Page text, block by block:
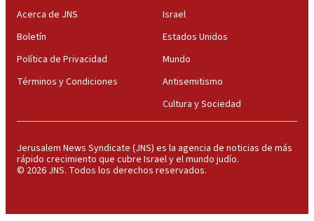
Acerca de JNS
Boletín
Política de Privacidad
Términos y Condiciones
Israel
Estados Unidos
Mundo
Antisemitismo
Cultura y Sociedad
Jerusalem News Syndicate (JNS) es la agencia de noticias de más
rápido crecimiento que cubre Israel y el mundo judío.
© 2026 JNS. Todos los derechos reservados.